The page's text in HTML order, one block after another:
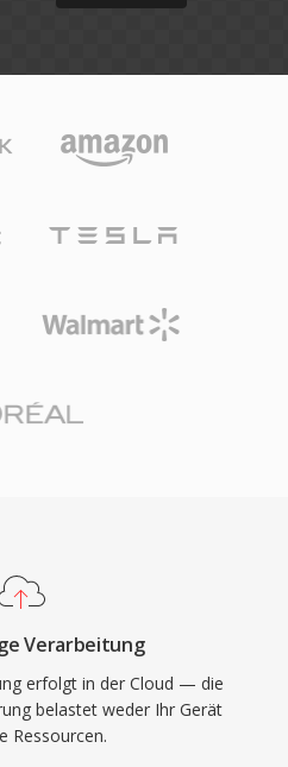
Verarbeitung
erfolgt in der Cloud — die
belastet weder Ihr Gerät
Ressourcen.